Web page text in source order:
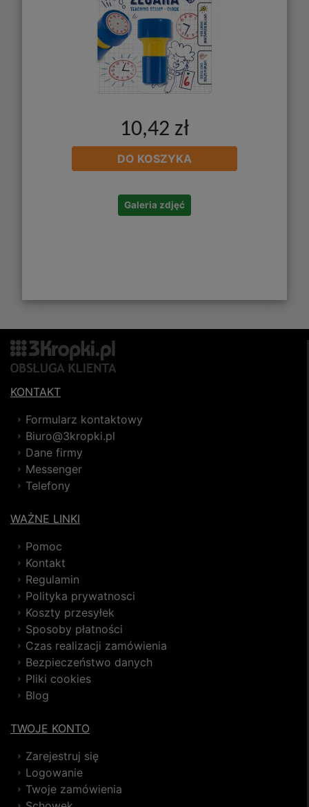
10,42 zł
DO KOSZYKA
Galeria zdjęć
KONTAKT
Formularz kontaktowy
Biuro@3kropki.pl
Dane firmy
Messenger
Telefony
WAŻNE LINKI
Pomoc
Kontakt
Regulamin
Polityka prywatnosci
Koszty przesyłek
Sposoby płatności
Czas realizacji zamówienia
Bezpieczeństwo danych
Pliki cookies
Blog
TWOJE KONTO
Zarejestruj się
Logowanie
Twoje zamówienia